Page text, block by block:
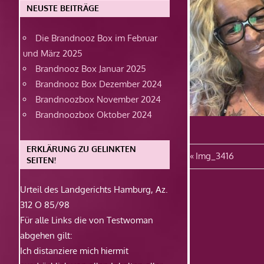
Vorheriger
Beitrag:
Img_3416
NEUSTE BEITRÄGE
Die Brandnooz Box im Februar
und März 2025
Brandnooz Box Januar 2025
Brandnooz Box Dezember 2024
Brandnoozbox November 2024
Brandnoozbox Oktober 2024
ERKLÄRUNG ZU GELINKTEN
SEITEN!
Urteil des Landgerichts Hamburg, Az.
312 O 85/98
Für alle Links die von Testwoman
abgehen gilt:
Ich distanziere mich hiermit